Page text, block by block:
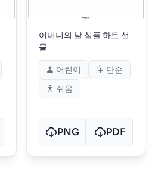
어머니의 날 심플 하트 선
물
어린이
단순
쉬움
PNG PDF